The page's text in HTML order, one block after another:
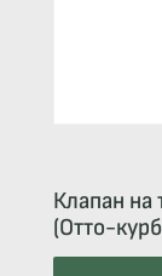
Клапан
(Отто-